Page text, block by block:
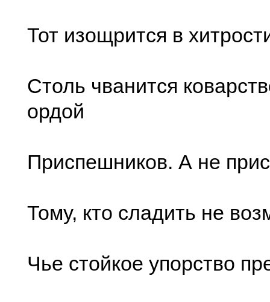
Тот изощрится в
Столь чванится
ордой
Приспешников. А не
Тому, кто сладить не
Чье стойкое упорство